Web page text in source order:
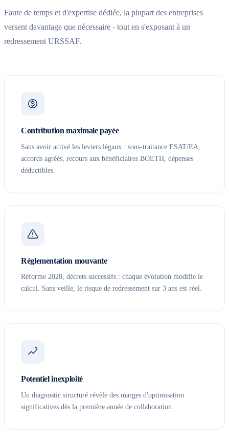
Faute de temps et d'expertise dédiée, la plupart des entreprises
versent davantage que nécessaire - tout en s'exposant à un
redressement URSSAF.
Contribution maximale payée
Sans avoir activé les leviers légaux : sous-traitance ESAT/EA,
accords agréés, recours aux bénéficiaires BOETH, dépenses
déductibles.
Réglementation mouvante
Réforme 2020, décrets successifs : chaque évolution modifie le
calcul. Sans veille, le risque de redressement sur 3 ans est réel.
Potentiel inexploité
Un diagnostic structuré révèle des marges d'optimisation
significatives dès la première année de collaboration.